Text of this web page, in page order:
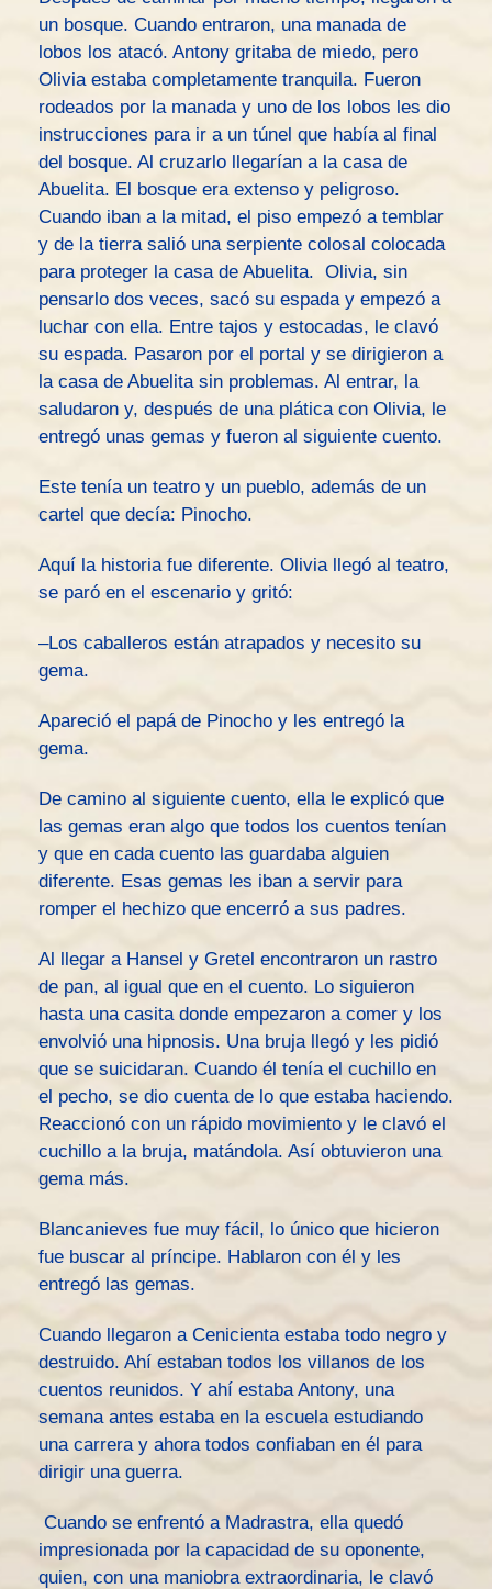
un bosque. Cuando entraron, una manada de
lobos los atacó. Antony gritaba de miedo, pero
Olivia estaba completamente tranquila. Fueron
rodeados por la manada y uno de los lobos les dio
instrucciones para ir a un túnel que había al final
del bosque. Al cruzarlo llegarían a la casa de
Abuelita. El bosque era extenso y peligroso.
Cuando iban a la mitad, el piso empezó a temblar
y de la tierra salió una serpiente colosal colocada
para proteger la casa de Abuelita. Olivia, sin
pensarlo dos veces, sacó su espada y empezó a
luchar con ella. Entre tajos y estocadas, le clavó
su espada. Pasaron por el portal y se dirigieron a
la casa de Abuelita sin problemas. Al entrar, la
saludaron y, después de una plática con Olivia, le
entregó unas gemas y fueron al siguiente cuento.
Este tenía un teatro y un pueblo, además de un
cartel que decía: Pinocho.
Aquí la historia fue diferente. Olivia llegó al teatro,
se paró en el escenario y gritó:
–Los caballeros están atrapados y necesito su
gema.
Apareció el papá de Pinocho y les entregó la
gema.
De camino al siguiente cuento, ella le explicó que
las gemas eran algo que todos los cuentos tenían
y que en cada cuento las guardaba alguien
diferente. Esas gemas les iban a servir para
romper el hechizo que encerró a sus padres.
Al llegar a Hansel y Gretel encontraron un rastro
de pan, al igual que en el cuento. Lo siguieron
hasta una casita donde empezaron a comer y los
envolvió una hipnosis. Una bruja llegó y les pidió
que se suicidaran. Cuando él tenía el cuchillo en
el pecho, se dio cuenta de lo que estaba haciendo.
Reaccionó con un rápido movimiento y le clavó el
cuchillo a la bruja, matándola. Así obtuvieron una
gema más.
Blancanieves fue muy fácil, lo único que hicieron
fue buscar al príncipe. Hablaron con él y les
entregó las gemas.
Cuando llegaron a Cenicienta estaba todo negro y
destruido. Ahí estaban todos los villanos de los
cuentos reunidos. Y ahí estaba Antony, una
semana antes estaba en la escuela estudiando
una carrera y ahora todos confiaban en él para
dirigir una guerra.
Cuando se enfrentó a Madrastra, ella quedó
impresionada por la capacidad de su oponente,
quien, con una maniobra extraordinaria, le clavó